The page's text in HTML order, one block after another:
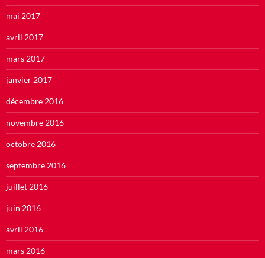
mai 2017
avril 2017
mars 2017
janvier 2017
décembre 2016
novembre 2016
octobre 2016
septembre 2016
juillet 2016
juin 2016
avril 2016
mars 2016